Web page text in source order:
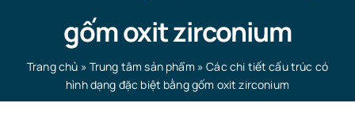
Dịch vụ
Ứng dụng gốm sứ
gốm oxit zirconium
Trang chủ » Trung tâm sản phẩm »Các chi tiết cấu trúc có
hình dạng đặc biệt bằng gốm oxit zirconium